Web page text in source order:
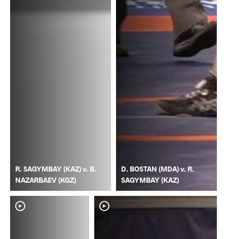
R. SAGYMBAY (KAZ) v. B.
NAZARBAEV (KGZ)
D. BOSTAN (MDA) v. R.
SAGYMBAY (KAZ)